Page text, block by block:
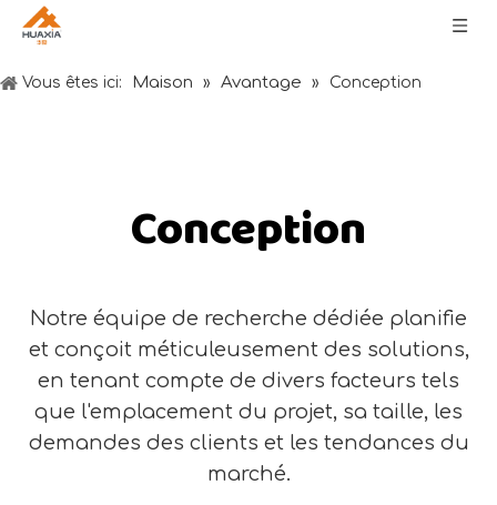
Vous êtes ici: Maison » Avantage » Conception
Conception
Notre équipe de recherche dédiée planifie
et conçoit méticuleusement des solutions,
en tenant compte de divers facteurs tels
que l'emplacement du projet, sa taille, les
demandes des clients et les tendances du
marché.